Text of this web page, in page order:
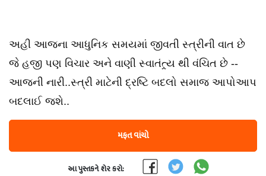
અહી આજના આધુનિક સમયમાં જીવતી સ્ત્રીની વાત છે
જે હજી પણ વિચાર અને વાણી સ્વાતંત્ર્ય થી વંચિત છે --
આજની નારી..સ્ત્રી માટેની દ્રષ્ટિ બદલો સમાજ આપોઆપ
બદલાઈ જશે..
મફત વાંચો
આ પુસ્તકને શેર કરો: